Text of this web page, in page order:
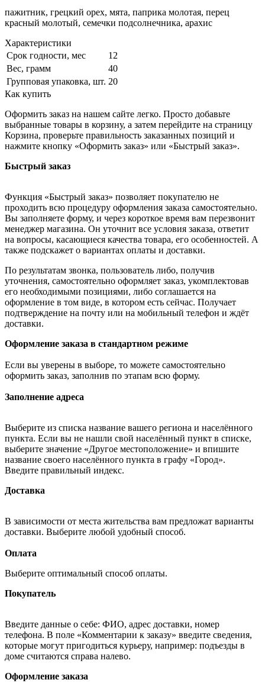
пажитник, грецкий орех, мята, паприка молотая, перец
красный молотый, семечки подсолнечника, арахис
Характеристики
Срок годности, мес
12
Вес, грамм
40
Групповая упаковка, шт. 20
Как купить
Оформить заказ на нашем сайте легко. Просто добавьте
выбранные товары в корзину, а затем перейдите на страницу
Корзина, проверьте правильность заказанных позиций и
нажмите кнопку «Оформить заказ» или «Быстрый заказ».
Быстрый заказ
Функция «Быстрый заказ» позволяет покупателю не
проходить всю процедуру оформления заказа самостоятельно.
Вы заполняете форму, и через короткое время вам перезвонит
менеджер магазина. Он уточнит все условия заказа, ответит
на вопросы, касающиеся качества товара, его особенностей. А
также подскажет о вариантах оплаты и доставки.
По результатам звонка, пользователь либо, получив
уточнения, самостоятельно оформляет заказ, укомплектовав
его необходимыми позициями, либо соглашается на
оформление в том виде, в котором есть сейчас. Получает
подтверждение на почту или на мобильный телефон и ждёт
доставки.
Оформление заказа в стандартном режиме
Если вы уверены в выборе, то можете самостоятельно
оформить заказ, заполнив по этапам всю форму.
Заполнение адреса
Выберите из списка название вашего региона и населённого
пункта. Если вы не нашли свой населённый пункт в списке,
выберите значение «Другое местоположение» и впишите
название своего населённого пункта в графу «Город».
Введите правильный индекс.
Доставка
В зависимости от места жительства вам предложат варианты
доставки. Выберите любой удобный способ.
Оплата
Выберите оптимальный способ оплаты.
Покупатель
Введите данные о себе: ФИО, адрес доставки, номер
телефона. В поле «Комментарии к заказу» введите сведения,
которые могут пригодиться курьеру, например: подъезды в
доме считаются справа налево.
Оформление заказа